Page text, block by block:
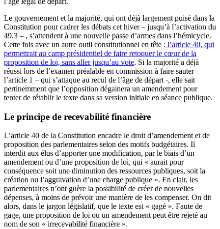
Le gouvernement et la majorité, qui ont déjà largement puisé dans la
Constitution pour cadrer les débats cet hiver – jusqu’à l’activation du
49.3 – , s’attendent à une nouvelle passe d’armes dans l’hémicycle.
Cette fois avec un autre outil constitutionnel en tête : l’article 40, qui
permettrait au camp présidentiel de faire retoquer le cœur de la
proposition de loi, sans aller jusqu’au vote. Si la majorité a déjà
réussi lors de l’examen préalable en commission à faire sauter
l’article 1 – qui s’attaque au recul de l’âge de départ -, elle sait
pertinemment que l’opposition dégainera un amendement pour
tenter de rétablir le texte dans sa version initiale en séance publique.
Le principe de recevabilité financière
L’article 40 de la Constitution encadre le droit d’amendement et de
proposition des parlementaires selon des motifs budgétaires. Il
interdit aux élus d’apporter une modification, par le biais d’un
amendement ou d’une proposition de loi, qui « aurait pour
conséquence soit une diminution des ressources publiques, soit la
création ou l’aggravation d’une charge publique ». En clair, les
parlementaires n’ont guère la possibilité de créer de nouvelles
dépenses, à moins de prévoir une manière de les compenser. On dit
alors, dans le jargon législatif, que le texte est « gagé ». Faute de
gage, une proposition de loi ou un amendement peut être rejeté au
nom de son « irrecevabilité financière ».